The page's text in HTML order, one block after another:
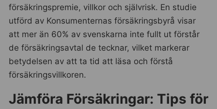
försäkringspremie, villkor och självrisk. En studie
utförd av Konsumenternas försäkringsbyrå visar
att mer än 60% av svenskarna inte fullt ut förstår
de försäkringsavtal de tecknar, vilket markerar
betydelsen av att ta tid att läsa och förstå
försäkringsvillkoren.
Jämföra Försäkringar: Tips för